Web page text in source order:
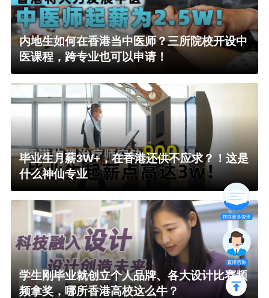
内地生如何在香港当中医师？三所院校开设中
医课程，跨专业也可以申请！
毕业生月薪3W+，在香港还供不应求？！这是
什么神仙专业
学生刚毕业就创立个人品牌、各大设计比赛频
频拿奖，哪所香港高校这么牛？